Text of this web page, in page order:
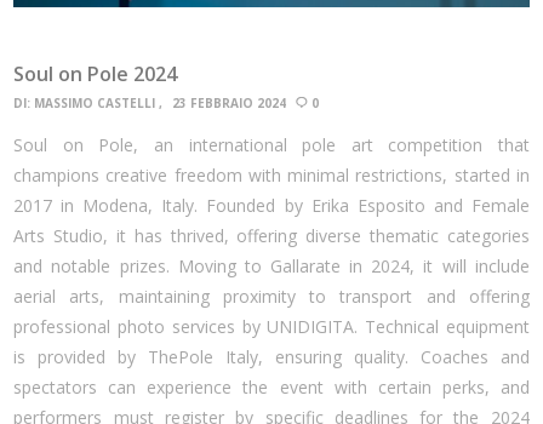
Soul on Pole 2024
DI: MASSIMO CASTELLI 23 FEBBRAIO 2024 0
Soul on Pole, an international pole art competition that
champions creative freedom with minimal restrictions, started in
2017 in Modena, Italy. Founded by Erika Esposito and Female
Arts Studio, it has thrived, offering diverse thematic categories
and notable prizes. Moving to Gallarate in 2024, it will include
aerial arts, maintaining proximity to transport and offering
professional photo services by UNIDIGITA. Technical equipment
is provided by ThePole Italy, ensuring quality. Coaches and
spectators can experience the event with certain perks, and
performers must register by specific deadlines for the 2024